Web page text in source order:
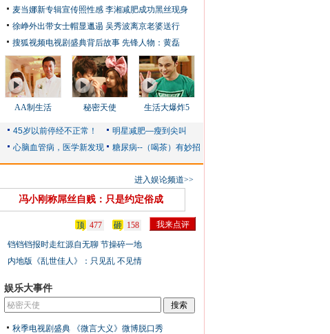
麦当娜新专辑宣传照性感 李湘减肥成功黑丝现身
徐峥外出带女士帽显邋遢 吴秀波离京老婆送行
搜狐视频电视剧盛典背后故事 先锋人物：黄磊
AA制生活 秘密天使 生活大爆炸5
进入娱论频道>>
冯小刚称屌丝自贱：只是约定俗成
顶 477 砸
158
铛铛铛报时走红源自无聊 节操碎一地
内地版《乱世佳人》：只见乱 不见情
娱乐大事件
秋季电视剧盛典
《微言大义》微博脱口秀